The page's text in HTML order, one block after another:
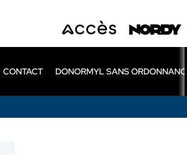
CONTACT DONORMYL SANS ORDONNANCE